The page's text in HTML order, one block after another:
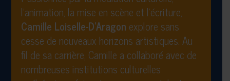
l’animation, la mise en scène et l’écriture,
Camille Loiselle-D’Aragon explore sans
cesse de nouveaux horizons artistiques. Au
fil de sa carrière, Camille a collaboré avec de
nombreuses institutions culturelles